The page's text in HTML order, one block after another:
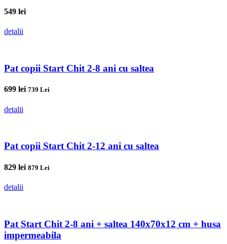
549 lei
detalii
Pat copii Start Chit 2-8 ani cu saltea
699 lei 739 Lei
detalii
Pat copii Start Chit 2-12 ani cu saltea
829 lei 879 Lei
detalii
Pat Start Chit 2-8 ani + saltea 140x70x12 cm + husa
impermeabila